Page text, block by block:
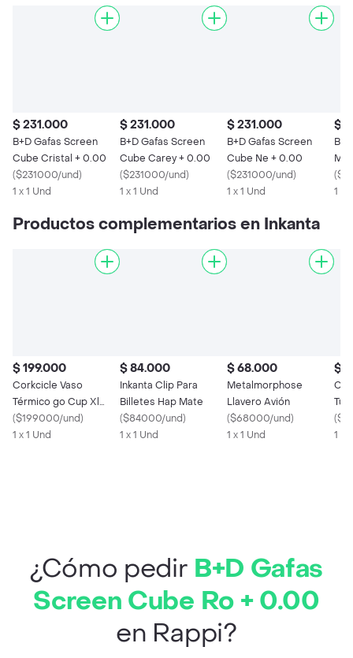
$ 231.000
B+D Gafas Screen
Cube Cristal + 0.00
($231000/und)
1 x 1 Und
$ 231.000
B+D Gafas Screen
Cube Carey + 0.00
($231000/und)
1 x 1 Und
$ 231.000
B+D Gafas Screen
Cube Ne + 0.00
($231000/und)
1 x 1 Und
$
(
1 x
Productos complementarios en Inkanta
$ 199.000
Corkcicle Vaso
Térmico go Cup Xl
Negro Mate 30 Oz
($199000/und)
1 x 1 Und
$ 84.000
Inkanta Clip Para
Billetes Hap Mate
($84000/und)
1 x 1 Und
$ 68.000
Metalmorphose
Llavero Avión
($68000/und)
1 x 1 Und
$
(
1 x
¿Cómo pedir B+D Gafas
Screen Cube Ro + 0.00
en Rappi?